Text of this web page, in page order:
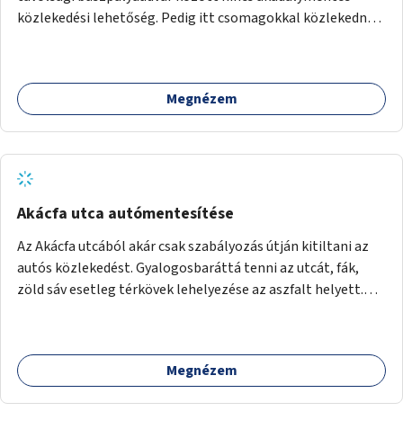
akciók, Fővárossal, kerületi összefogásokkal. Legyen
elismerő díj az adó 1%-ot begyűjtő civil szervezeteknek,
közlekedési lehetőség. Pedig itt csomagokkal közlekednek
hogy aztán több lépcsősort kelljen megtenni lefelé/felfelé
a buszpályaudvarra.
Megnézem
Akácfa utca autómentesítése
Az Akácfa utcából akár csak szabályozás útján kitiltani az
autós közlekedést. Gyalogosbaráttá tenni az utcát, fák,
zöld sáv esetleg térkövek lehelyezése az aszfalt helyett.
Megnézem